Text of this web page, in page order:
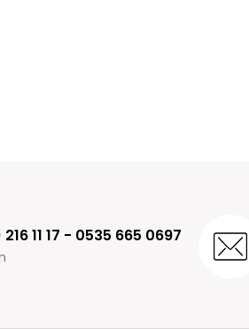
11 17 - 0535 665 0697